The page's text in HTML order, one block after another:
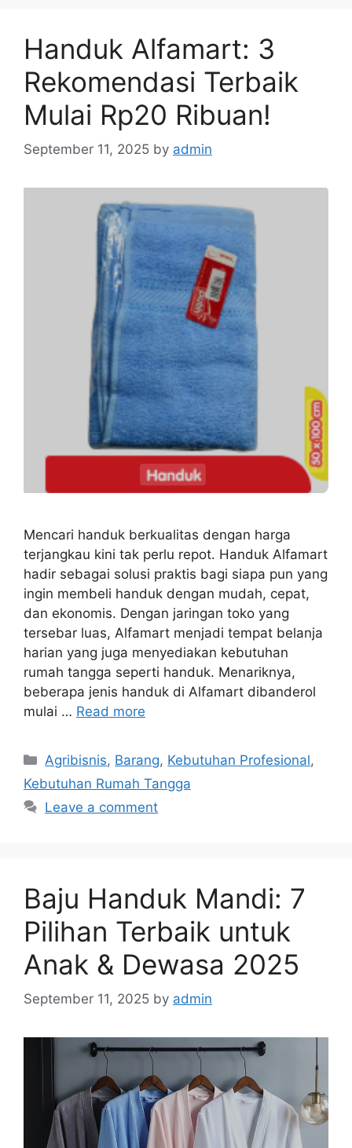
Handuk Alfamart: 3
Rekomendasi Terbaik
Mulai Rp20 Ribuan!
September 11, 2025 by admin
Mencari handuk berkualitas dengan harga
terjangkau kini tak perlu repot. Handuk Alfamart
hadir sebagai solusi praktis bagi siapa pun yang
ingin membeli handuk dengan mudah, cepat,
dan ekonomis. Dengan jaringan toko yang
tersebar luas, Alfamart menjadi tempat belanja
harian yang juga menyediakan kebutuhan
rumah tangga seperti handuk. Menariknya,
beberapa jenis handuk di Alfamart dibanderol
mulai … Read more
Categories
Agribisnis, Barang, Kebutuhan Profesional,
Kebutuhan Rumah Tangga
Leave a comment
Baju Handuk Mandi: 7
Pilihan Terbaik untuk
Anak & Dewasa 2025
September 11, 2025 by admin